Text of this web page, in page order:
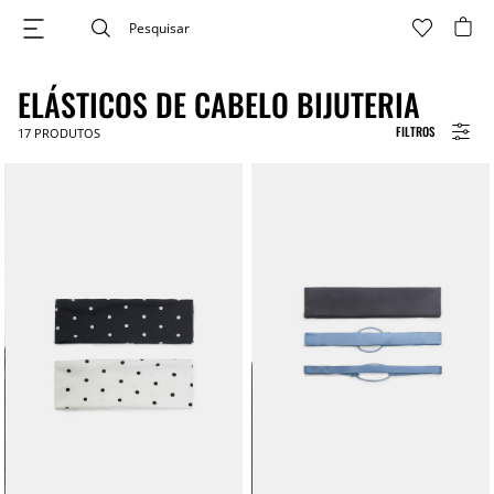
FILTROS
ELÁSTICOS DE CABELO BIJUTERIA
17 PRODUTOS